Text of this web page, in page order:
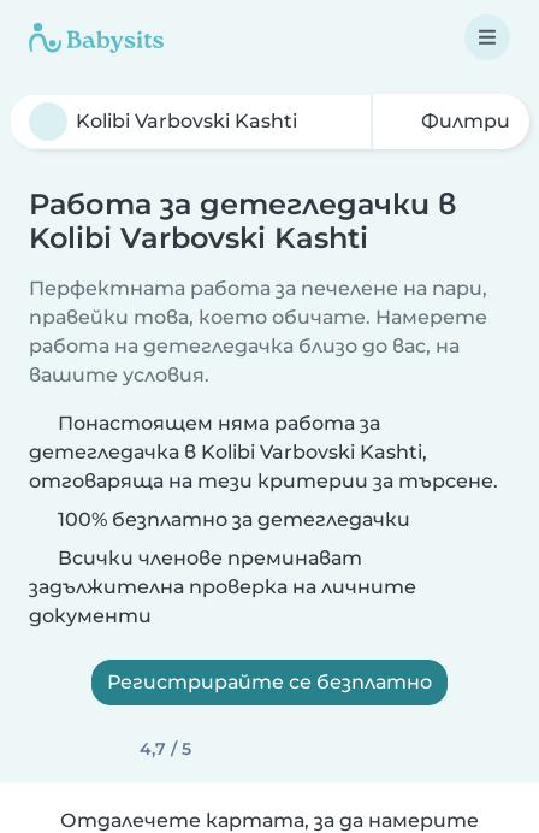
Филтри
Работа за детегледачки в
Kolibi Varbovski Kashti
Перфектната работа за печелене на пари,
правейки това, което обичате. Намерете
работа на детегледачка близо до вас, на
вашите условия.
Понастоящем няма работа за
детегледачка в Kolibi Varbovski Kashti,
отговаряща на тези критерии за търсене.
100% безплатно за детегледачки
Всички членове преминават
задължителна проверка на личните
документи
Регистрирайте се безплатно
4,7 / 5
Отдалечете картата, за да намерите